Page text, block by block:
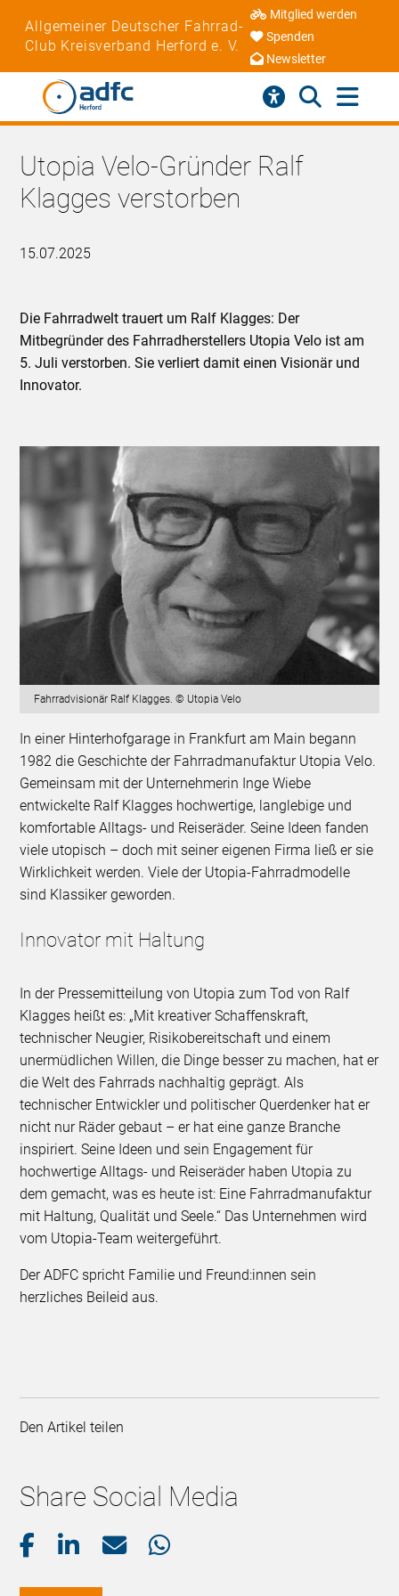
Allgemeiner Deutscher Fahrrad-
Club Kreisverband Herford e. V.
Mitglied werden
Spenden
Newsletter
Utopia Velo-Gründer Ralf
Klagges verstorben
15.07.2025
Die Fahrradwelt trauert um Ralf Klagges: Der
Mitbegründer des Fahrradherstellers Utopia Velo ist am
5. Juli verstorben. Sie verliert damit einen Visionär und
Innovator.
Fahrradvisionär Ralf Klagges. © Utopia Velo
In einer Hinterhofgarage in Frankfurt am Main begann
1982 die Geschichte der Fahrradmanufaktur Utopia Velo.
Gemeinsam mit der Unternehmerin Inge Wiebe
entwickelte Ralf Klagges hochwertige, langlebige und
komfortable Alltags- und Reiseräder. Seine Ideen fanden
viele utopisch – doch mit seiner eigenen Firma ließ er sie
Wirklichkeit werden. Viele der Utopia-Fahrradmodelle
sind Klassiker geworden.
Innovator mit Haltung
In der Pressemitteilung von Utopia zum Tod von Ralf
Klagges heißt es: „Mit kreativer Schaffenskraft,
technischer Neugier, Risikobereitschaft und einem
unermüdlichen Willen, die Dinge besser zu machen, hat er
die Welt des Fahrrads nachhaltig geprägt. Als
technischer Entwickler und politischer Querdenker hat er
nicht nur Räder gebaut – er hat eine ganze Branche
inspiriert. Seine Ideen und sein Engagement für
hochwertige Alltags- und Reiseräder haben Utopia zu
dem gemacht, was es heute ist: Eine Fahrradmanufaktur
mit Haltung, Qualität und Seele.“ Das Unternehmen wird
vom Utopia-Team weitergeführt.
Der ADFC spricht Familie und Freund:innen sein
herzliches Beileid aus. ​
Den Artikel teilen
Share Social Media